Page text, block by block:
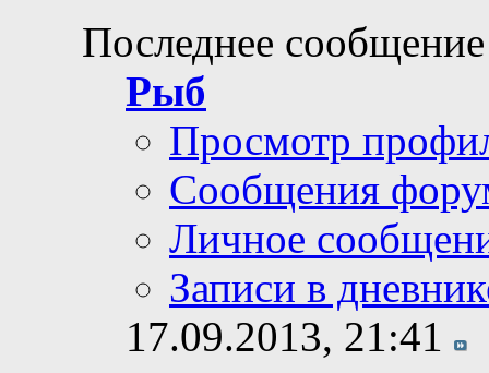
Последнее
Рыб
Просмотр
Сообщения
Личное
Записи в
17.09.2013, 21:41